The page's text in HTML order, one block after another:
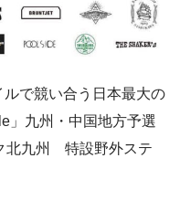
で競い合う日本最大の
」九州・中国地方予選
北九州 特設野外ステ